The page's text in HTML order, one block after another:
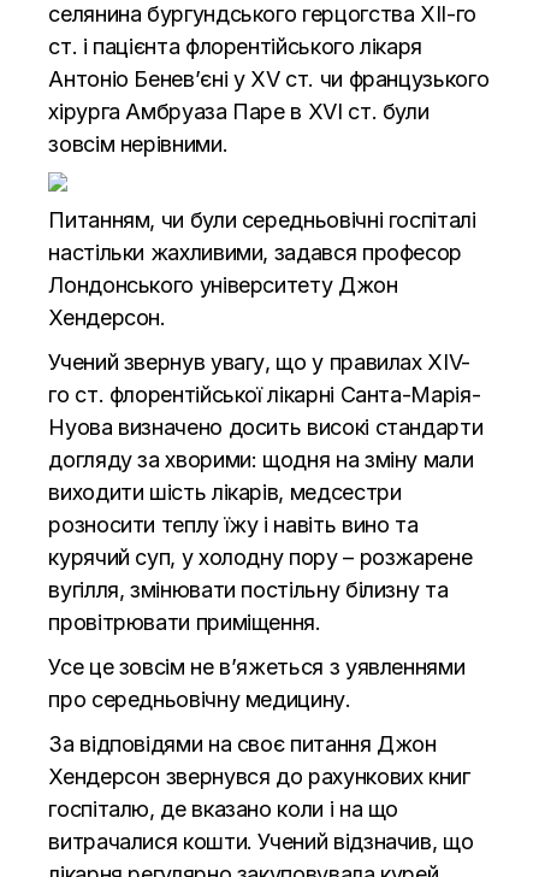
селянина бургундського герцогства ХІІ-го
ст. і пацієнта флорентійського лікаря
Антоніо Бенев’єні у ХV ст. чи французького
хірурга Амбруаза Паре в ХVI ст. були
зовсім нерівними.
Питанням, чи були середньовічні госпіталі
настільки жахливими, задався професор
Лондонського університету Джон
Хендерсон.
Учений звернув увагу, що у правилах ХІV-
го ст. флорентійської лікарні Санта-Марія-
Нуова визначено досить високі стандарти
догляду за хворими: щодня на зміну мали
виходити шість лікарів, медсестри
розносити теплу їжу і навіть вино та
курячий суп, у холодну пору – розжарене
вугілля, змінювати постільну білизну та
провітрювати приміщення.
Усе це зовсім не в’яжеться з уявленнями
про середньовічну медицину.
За відповідями на своє питання Джон
Хендерсон звернувся до рахункових книг
госпіталю, де вказано коли і на що
витрачалися кошти. Учений відзначив, що